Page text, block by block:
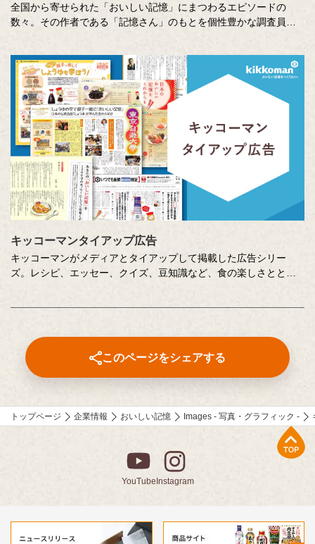
全国から寄せられた「おいしい記憶」にまつわるエピソードの
数々。その作者である「記憶さん」のもとを個性豊かな調査員が
い、時に涙のドキュメンタリーエンターテインメント番組です。
MC ：藤井隆 進行：吉竹史 ナレーター：小野大輔（声優）
キッコーマンタイアップ広告
キッコーマンがメディアとタイアップして掲載した広告シリー
ズ。レシピ、エッセー、クイズ、豆知識など、食の楽しさととも
このページをシェアする
トップページ 企業情報 おいしい記憶 Images - 写真・グラフィック -
YouTubeInstagram